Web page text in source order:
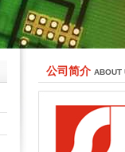
公司简介 ABOUT